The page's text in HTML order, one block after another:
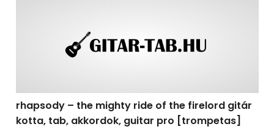
rhapsody – the mighty ride of the firelord gitár
kotta, tab, akkordok, guitar pro [trompetas]